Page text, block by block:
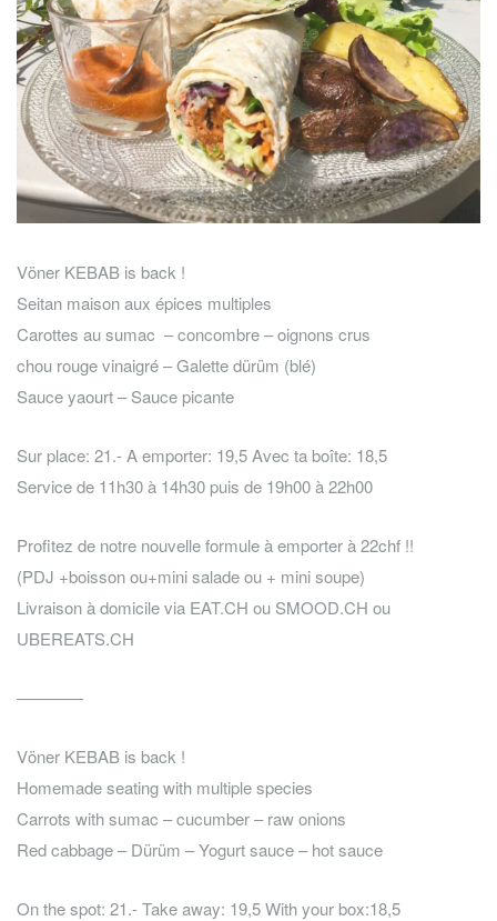
Vöner KEBAB is back !
Seitan maison aux épices multiples
Carottes au sumac – concombre – oignons crus
chou rouge vinaigré – Galette dürüm (blé)
Sauce yaourt – Sauce picante
Sur place: 21.- A emporter: 19,5 Avec ta boîte: 18,5
Service de 11h30 à 14h30 puis de 19h00 à 22h00
Profitez de notre nouvelle formule à emporter à 22chf !!
(PDJ +boisson ou+mini salade ou + mini soupe)
Livraison à domicile via EAT.CH ou SMOOD.CH ou
UBEREATS.CH
————
Vöner KEBAB is back !
Homemade seating with multiple species
Carrots with sumac – cucumber – raw onions
Red cabbage – Dürüm – Yogurt sauce – hot sauce
On the spot: 21.- Take away: 19,5 With your box:18,5